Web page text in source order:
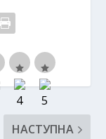
НАСТУПНА